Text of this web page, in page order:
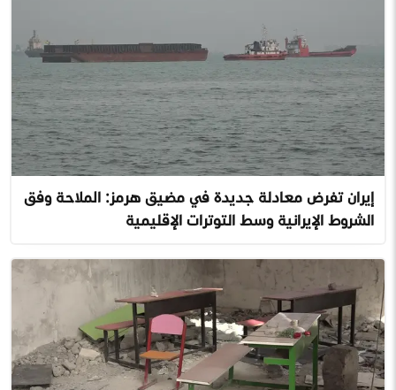
إيران تفرض معادلة جديدة في مضيق هرمز: الملاحة وفق
الشروط الإيرانية وسط التوترات الإقليمية